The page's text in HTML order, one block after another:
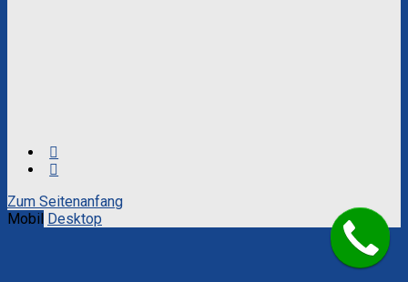
Zum Seitenanfang
Mobil
Desktop